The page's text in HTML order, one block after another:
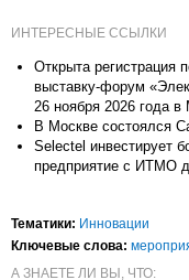
ИНТЕРЕСНЫЕ ССЫЛКИ
Открыта регистрация
выставку-форум
26 ноября 2026 года
В Москве состоялся
Selectel инвестирует
предприятие с ИТМО
Тематики: Инновации
Ключевые слова:
А ЗНАЕТЕ ЛИ ВЫ, ЧТО: